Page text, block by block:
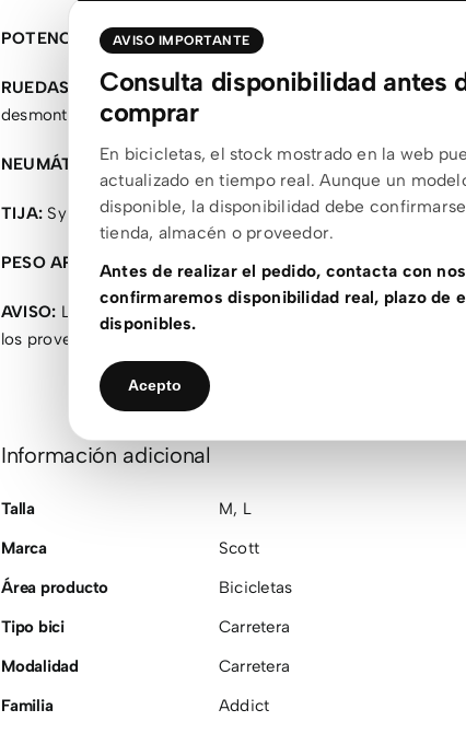
POTENCIA: Syncros RR 1.5, diámetro 1 1/4″
RUEDAS:
Syncros RP2.0 Disc, 28 radios delantero / 28
desmontable
NEUMÁTICO:Schwalbe ONE Race-Guard, plegable,
TIJA: Syncros Duncan 1.0 Aero
PESO APROXIMADO: 7,9 kg
AVISO: Las especificaciones de esta bicicleta podrían
los proveedores durante la producción con el fin de evitar
Información adicional
Talla M, L
Marca
Scott
Área producto
Bicicletas
Tipo bici
Carretera
Modalidad
Carretera
Familia
Addict
AVISO IMPORTANTE
Consulta disponibilidad antes
comprar
En bicicletas, el stock mostrado en la web
actualizado en tiempo real. Aunque un
disponible, la disponibilidad debe
tienda, almacén o proveedor.
Antes de realizar el pedido, contacta con
confirmaremos disponibilidad real, plazo de
disponibles.
Acepto